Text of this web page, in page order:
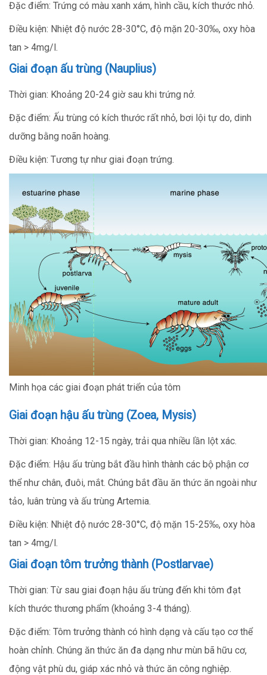
Đặc điểm: Trứng có màu xanh xám, hình cầu, kích thước nhỏ.
Điều kiện: Nhiệt độ nước 28-30°C, độ mặn 20-30‰, oxy hòa
tan > 4mg/l.
Giai đoạn ấu trùng (Nauplius)
Thời gian: Khoảng 20-24 giờ sau khi trứng nở.
Đặc điểm: Ấu trùng có kích thước rất nhỏ, bơi lội tự do, dinh
dưỡng bằng noãn hoàng.
Điều kiện: Tương tự như giai đoạn trứng.
Minh họa các giai đoạn phát triển của tôm
Giai đoạn hậu ấu trùng (Zoea, Mysis)
Thời gian: Khoảng 12-15 ngày, trải qua nhiều lần lột xác.
Đặc điểm: Hậu ấu trùng bắt đầu hình thành các bộ phận cơ
thể như chân, đuôi, mắt. Chúng bắt đầu ăn thức ăn ngoài như
tảo, luân trùng và ấu trùng Artemia.
Điều kiện: Nhiệt độ nước 28-30°C, độ mặn 15-25‰, oxy hòa
tan > 4mg/l.
Giai đoạn tôm trưởng thành (Postlarvae)
Thời gian: Từ sau giai đoạn hậu ấu trùng đến khi tôm đạt
kích thước thương phẩm (khoảng 3-4 tháng).
Đặc điểm: Tôm trưởng thành có hình dạng và cấu tạo cơ thể
hoàn chỉnh. Chúng ăn thức ăn đa dạng như mùn bã hữu cơ,
động vật phù du, giáp xác nhỏ và thức ăn công nghiệp.